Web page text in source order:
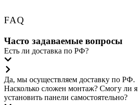
FAQ
Часто задаваемые вопросы
Есть ли доставка по РФ?
Да, мы осуществляем доставку по РФ.
Насколько сложен монтаж? Смогу ли я
установить панели самостоятельно?